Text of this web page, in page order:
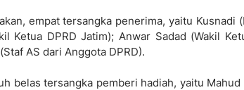
empat tersangka penerima, yaitu Kusnadi
Ketua DPRD Jatim); Anwar Sadad (Wakil
AS dari Anggota DPRD).
belas tersangka pemberi hadiah, yaitu